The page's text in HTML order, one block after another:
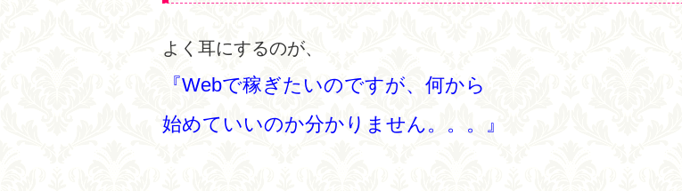
よく耳にするのが、
『Webで稼ぎたいのですが、何から
始めていいのか分かりません。。。』